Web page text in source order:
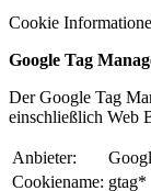
Cookie
Google Tag
Der Google Tag
einschließlich Web
Anbieter:
Cookiename: gtag*